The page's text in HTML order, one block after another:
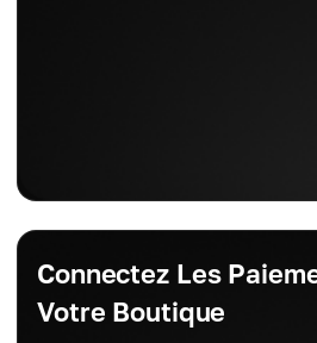
Connectez Les
Votre Boutique